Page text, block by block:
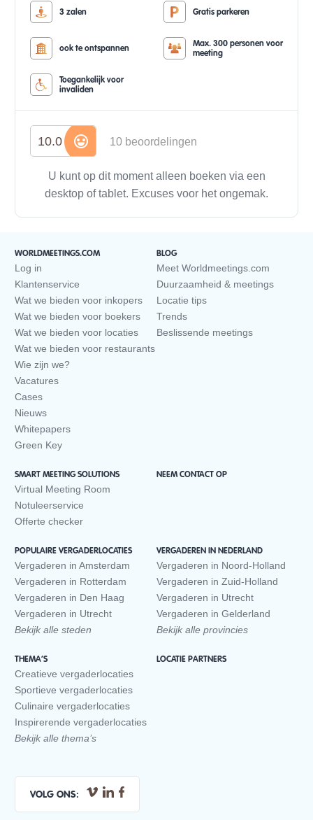
3 zalen Gratis parkeren
ook te ontspannen
Max. 300 personen voor
meeting
Toegankelijk voor
invaliden
10.0 10 beoordelingen
U kunt op dit moment alleen boeken via een
desktop of tablet. Excuses voor het ongemak.
WORLDMEETINGS.COM
Log in
Klantenservice
Wat we bieden voor inkopers
Wat we bieden voor boekers
Wat we bieden voor locaties
Wat we bieden voor restaurants
Wie zijn we?
Vacatures
Cases
Nieuws
Whitepapers
Green Key
BLOG
Meet Worldmeetings.com
Duurzaamheid & meetings
Locatie tips
Trends
Beslissende meetings
SMART MEETING SOLUTIONS
Virtual Meeting Room
Notuleerservice
Offerte checker
NEEM CONTACT OP
POPULAIRE VERGADERLOCATIES
Vergaderen in Amsterdam
Vergaderen in Rotterdam
Vergaderen in Den Haag
Vergaderen in Utrecht
Bekijk alle steden
VERGADEREN IN NEDERLAND
Vergaderen in Noord-Holland
Vergaderen in Zuid-Holland
Vergaderen in Utrecht
Vergaderen in Gelderland
Bekijk alle provincies
THEMA’S
Creatieve vergaderlocaties
Sportieve vergaderlocaties
Culinaire vergaderlocaties
Inspirerende vergaderlocaties
Bekijk alle thema’s
LOCATIE PARTNERS
VOLG ONS: